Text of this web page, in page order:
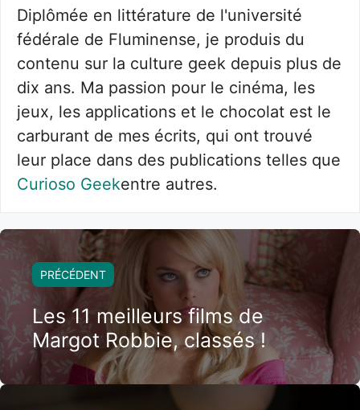
Diplômée en littérature de l'université
fédérale de Fluminense, je produis du
contenu sur la culture geek depuis plus de
dix ans. Ma passion pour le cinéma, les
jeux, les applications et le chocolat est le
carburant de mes écrits, qui ont trouvé
leur place dans des publications telles que
Curioso Geekentre autres.
PRÉCÉDENT
Les 11 meilleurs films de
Margot Robbie, classés !